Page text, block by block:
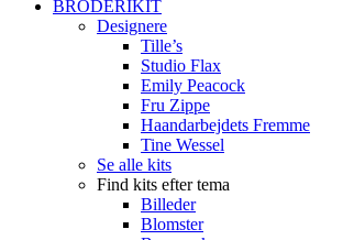
BRODERIKIT
Designere
Tille’s
Studio Flax
Emily Peacock
Fru Zippe
Haandarbejdets Fremme
Tine Wessel
Se alle kits
Find kits efter tema
Billeder
Blomster